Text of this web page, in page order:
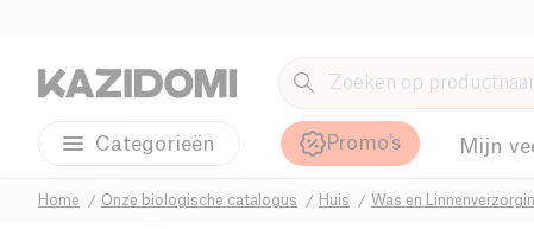
Categorieën Promo's Mijn
Home Onze biologische catalogus Huis Was en